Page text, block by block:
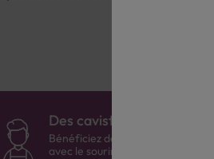
Des cavistes à votre
Bénéficiez de conseils sur-
avec le sourire :)